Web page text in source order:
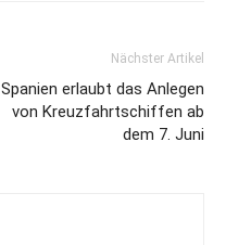
Nächster Artikel
Spanien erlaubt das Anlegen
von Kreuzfahrtschiffen ab
dem 7. Juni